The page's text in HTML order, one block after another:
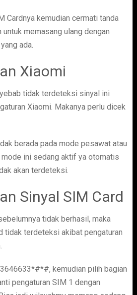
Cardnya kemudian cermati tanda
memasang ulang dengan
ada.
Xiaomi
tidak terdeteksi sinyal ini
Xiaomi. Makanya perlu dicek
berada pada mode pesawat atau
mode ini sedang aktif ya otomatis
akan terdeteksi.
Sinyal SIM Card
tidak berhasil, maka
tidak terdeteksi akibat pengaturan
kemudian pilih bagian
pengaturan SIM 1 dengan